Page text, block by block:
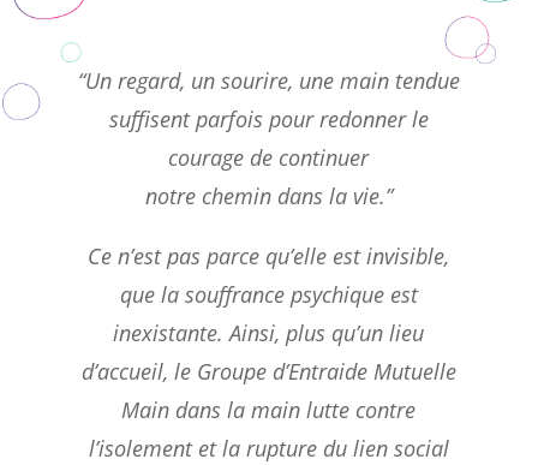
“Un regard, un sourire, une main tendue
suffisent parfois pour redonner le
courage de continuer
notre chemin dans la vie.”
Ce n’est pas parce qu’elle est invisible,
que la souffrance psychique est
inexistante.Ainsi, plus qu’un lieu
d’accueil, le Groupe d’Entraide Mutuelle
Main dans la main lutte contre
l’isolement et la rupture du lien social